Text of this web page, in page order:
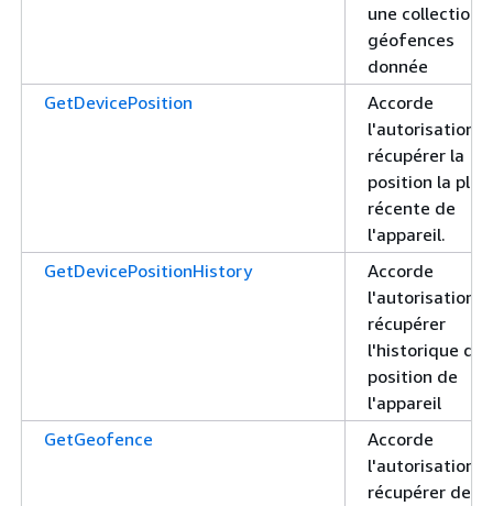
une collection
géofences
donnée
GetDevicePosition
Accorde
l'autorisation
récupérer la
position la plus
récente de
l'appareil.
GetDevicePositionHistory
Accorde
l'autorisation
récupérer
l'historique de
position de
l'appareil
GetGeofence
Accorde
l'autorisation
récupérer des